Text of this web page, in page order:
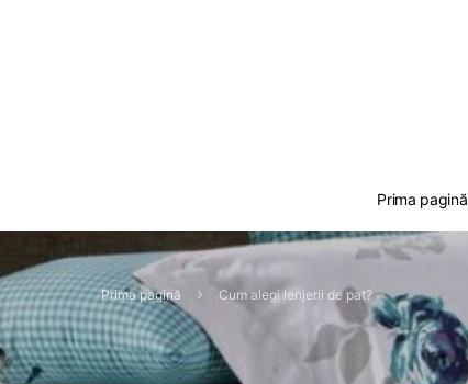
Prima pagină
Prima pagină Cum alegi lenjerii de pat?